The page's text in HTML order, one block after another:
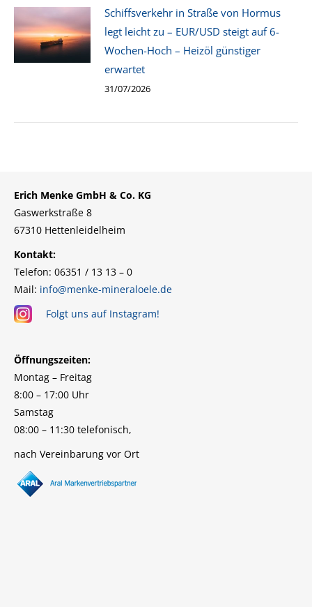
Schiffsverkehr in Straße von Hormus
legt leicht zu – EUR/USD steigt auf 6-
Wochen-Hoch – Heizöl günstiger
erwartet
31/07/2026
Erich Menke GmbH & Co. KG
Gaswerkstraße 8
67310 Hettenleidelheim
Kontakt:
Telefon: 06351 / 13 13 – 0
Mail: info@menke-mineraloele.de
Folgt uns auf Instagram!
Öffnungszeiten:
Montag – Freitag
8:00 – 17:00 Uhr
Samstag
08:00 – 11:30 telefonisch,
nach Vereinbarung vor Ort